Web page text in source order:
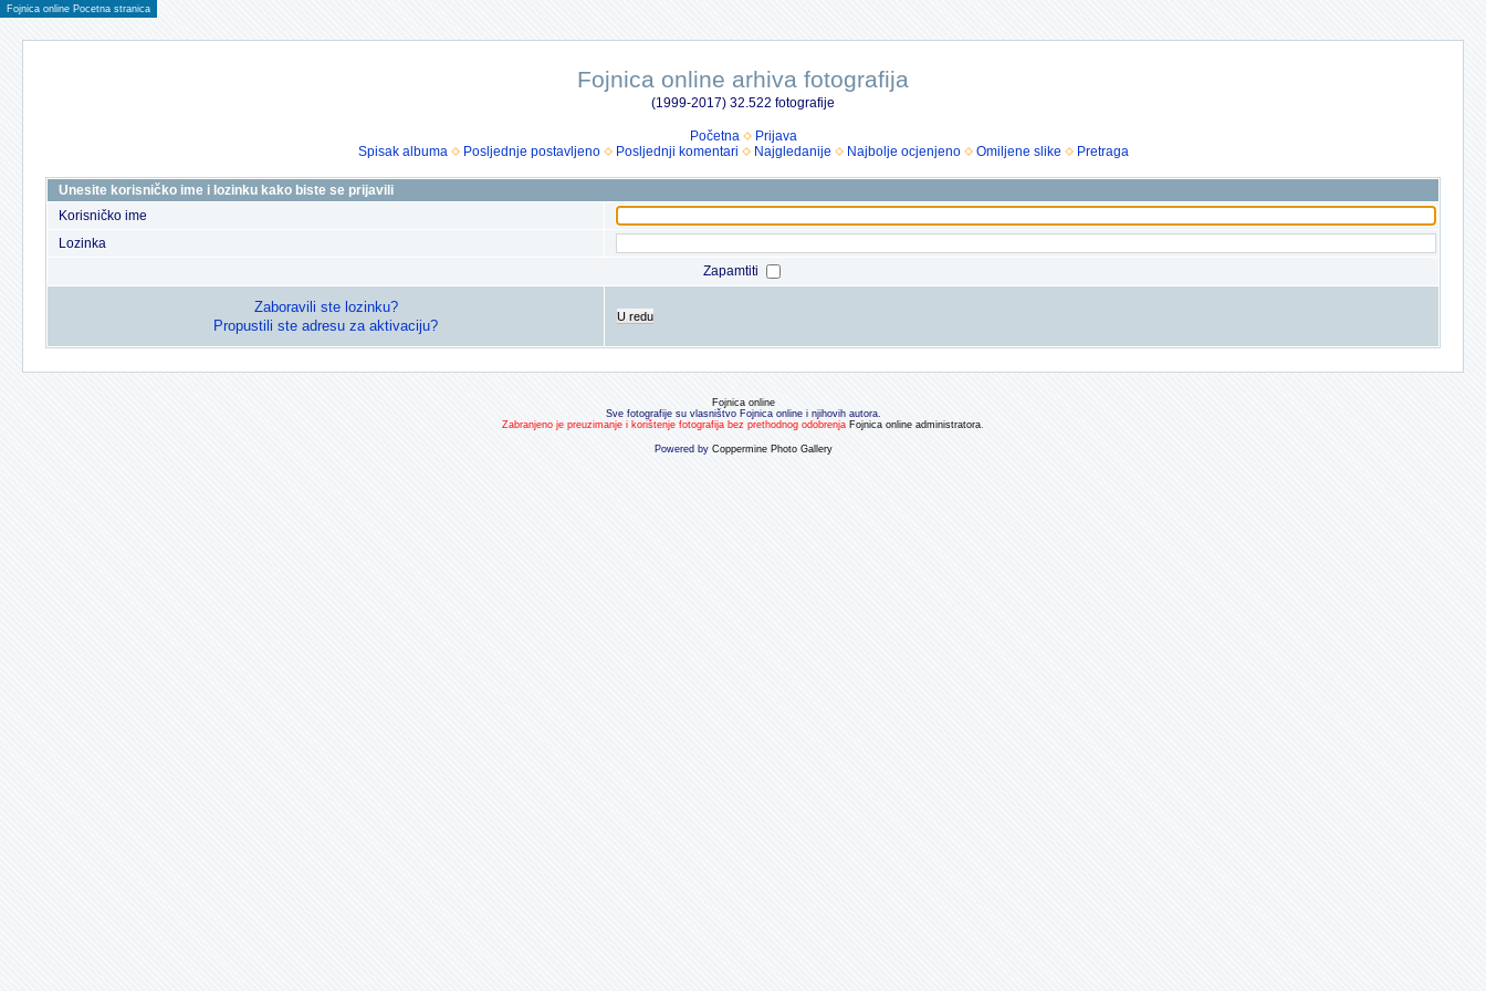
Fojnica online Pocetna stranica
Fojnica online arhiva fotografija
(1999-2017) 32.522 fotografije
Početna
Prijava
Spisak albuma
Posljednje postavljeno Posljednji komentari Najgledanije Najbolje ocjenjeno Omiljene slike Pretraga
Unesite korisničko ime i lozinku kako biste se prijavili
Korisničko ime
Lozinka
Zapamtiti
Zaboravili ste lozinku?
Propustili ste adresu za aktivaciju?
U redu
Fojnica online
Sve fotografije su vlasništvo Fojnica online i njihovih autora.
Zabranjeno je preuzimanje i korištenje fotografija bez prethodnog odobrenja Fojnica online administratora.
Powered by Coppermine Photo Gallery